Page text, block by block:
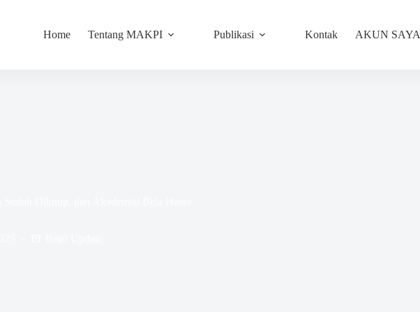
Home Tentang MAKPI Publikasi Kontak AKUN SAYA